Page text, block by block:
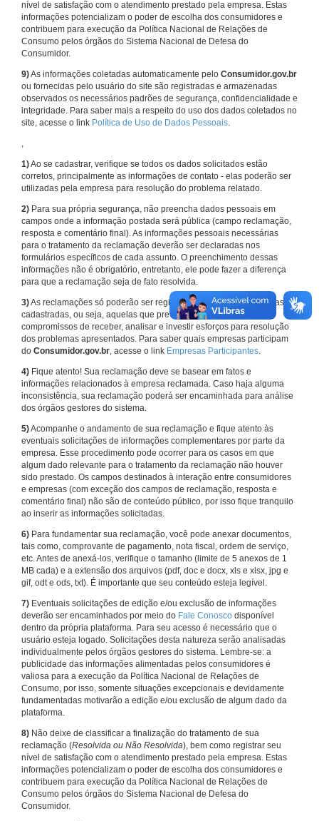
nível de satisfação com o atendimento prestado pela empresa. Estas
informações potencializam o poder de escolha dos consumidores e
contribuem para execução da Política Nacional de Relações de
Consumo pelos órgãos do Sistema Nacional de Defesa do
Consumidor.
9)As informações coletadas automaticamente pelo Consumidor.gov.br
ou fornecidas pelo usuário do site são registradas e armazenadas
observados os necessários padrões de segurança, confidencialidade e
integridade. Para saber mais a respeito do uso dos dados coletados no
site, acesse o link Política de Uso de Dados Pessoais.
,
1)Ao se cadastrar, verifique se todos os dados solicitados estão
corretos, principalmente as informações de contato - elas poderão ser
utilizadas pela empresa para resolução do problema relatado.
2) Para sua própria segurança, não preencha dados pessoais em
campos onde a informação postada será pública (campo reclamação,
resposta e comentário final). As informações pessoais necessárias
para o tratamento da reclamação deverão ser declaradas nos
formulários específicos de cada assunto. O preenchimento dessas
informações não é obrigatório, entretanto, ele pode fazer a diferença
para que a reclamação seja de fato resolvida.
3)As reclamações só poderão ser registradas em face de empresas
cadastradas, ou seja, aquelas que previamente assumiram
compromissos de receber, analisar e investir esforços para resolução
dos problemas apresentados. Para saber quais empresas participam
do Consumidor.gov.br, acesse o link Empresas Participantes.
4) Fique atento! Sua reclamação deve se basear em fatos e
informações relacionados à empresa reclamada. Caso haja alguma
inconsistência, sua reclamação poderá ser encaminhada para análise
dos órgãos gestores do sistema.
5)Acompanhe o andamento de sua reclamação e fique atento às
eventuais solicitações de informações complementares por parte da
empresa. Esse procedimento pode ocorrer para os casos em que
algum dado relevante para o tratamento da reclamação não houver
sido prestado. Os campos destinados à interação entre consumidores
e empresas (com exceção dos campos de reclamação, resposta e
comentário final) não são de conteúdo público, por isso fique tranquilo
ao inserir as informações solicitadas.
6) Para fundamentar sua reclamação, você pode anexar documentos,
tais como, comprovante de pagamento, nota fiscal, ordem de serviço,
etc. Antes de anexá-los, verifique o tamanho (limite de 5 anexos de 1
MB cada) e a extensão dos arquivos (pdf, doc e docx, xls e xlsx, jpg e
gif, odt e ods, txt). É importante que seu conteúdo esteja legível.
7) Eventuais solicitações de edição e/ou exclusão de informações
deverão ser encaminhados por meio do Fale Conosco disponível
dentro da própria plataforma. Para seu acesso é necessário que o
usuário esteja logado. Solicitações desta natureza serão analisadas
individualmente pelos órgãos gestores do sistema. Lembre-se: a
publicidade das informações alimentadas pelos consumidores é
valiosa para a execução da Política Nacional de Relações de
Consumo, por isso, somente situações excepcionais e devidamente
fundamentadas motivarão a edição e/ou exclusão de algum dado da
plataforma.
8) Não deixe de classificar a finalização do tratamento de sua
reclamação (Resolvida ou Não Resolvida), bem como registrar seu
nível de satisfação com o atendimento prestado pela empresa. Estas
informações potencializam o poder de escolha dos consumidores e
contribuem para execução da Política Nacional de Relações de
Consumo pelos órgãos do Sistema Nacional de Defesa do
Consumidor.